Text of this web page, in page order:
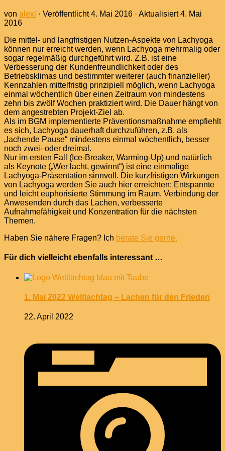
von alexl · Veröffentlicht4. Mai 2016 · Aktualisiert4. Mai
2016
Die mittel- und langfristigen Nutzen-Aspekte von Lachyoga
können nur erreicht werden, wenn Lachyoga mehrmalig oder
sogar regelmäßig durchgeführt wird. Z.B. ist eine
Verbesserung der Kundenfreundlichkeit oder des
Betriebsklimas und bestimmter weiterer (auch finanzieller)
Kennzahlen mittelfristig prinzipiell möglich, wenn Lachyoga
einmal wöchentlich über einen Zeitraum von mindestens
zehn bis zwölf Wochen praktiziert wird. Die Dauer hängt von
dem angestrebten Projekt-Ziel ab.
Als im BGM implementierte Präventionsmaßnahme empfiehlt
es sich, Lachyoga dauerhaft durchzuführen, z.B. als
„lachende Pause“ mindestens einmal wöchentlich, besser
noch zwei- oder dreimal.
Nur im ersten Fall (Ice-Breaker, Warming-Up) und natürlich
als Keynote („Wer lacht, gewinnt“) ist eine einmalige
Lachyoga-Präsentation sinnvoll. Die kurzfristigen Wirkungen
von Lachyoga werden Sie auch hier erreichten: Entspannte
und leicht euphorisierte Stimmung im Raum, Verbindung der
Anwesenden durch das Lachen, verbesserte
Aufnahmefähigkeit und Konzentration für die nächsten
Themen.
Haben Sie nähere Fragen? Ich berate Sie gerne.
Für dich vielleicht ebenfalls interessant …
1. Mai 2022 Weltlachtag – Lachen für den Frieden
22. April 2022